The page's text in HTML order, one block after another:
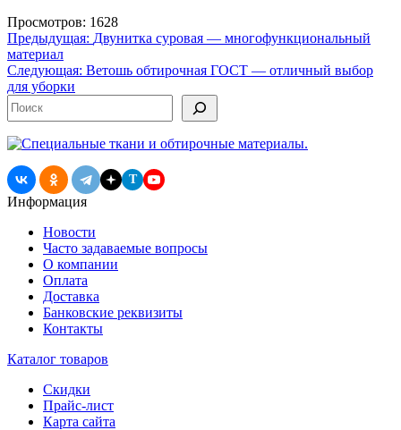
Просмотров: 1628
Навигация
по
записям
Предыдущая: Двунитка суровая — многофункциональный
материал
Следующая: Ветошь обтирочная ГОСТ — отличный выбор
для уборки
Поиск
T
Информация
Новости
Часто задаваемые вопросы
О компании
Оплата
Доставка
Банковские реквизиты
Контакты
Каталог товаров
Скидки
Прайс-лист
Карта сайта